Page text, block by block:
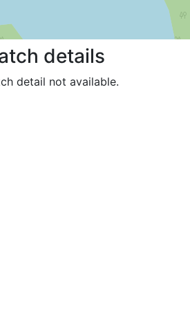
details
detail not available.